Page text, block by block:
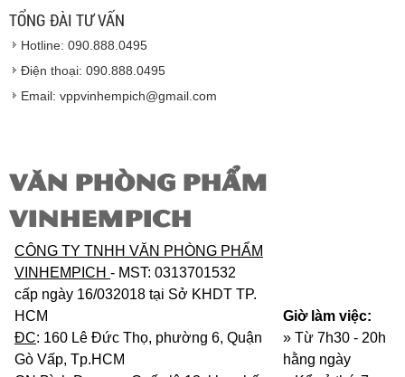
Vinhempich
độ bảo hành sản phẩm đối với nhà sản xuất hoặc
nhà nhập khẩu nếu sản phẩm bị lỗi hoặc hỏng hóc
TỔNG ĐÀI TƯ VẤN
Hotline: 090.888.0495
Điện thoại: 090.888.0495
Email: vppvinhempich@gmail.com
VĂN PHÒNG PHẨM
VINHEMPICH
CÔNG TY TNHH VĂN PHÒNG PHẨM
VINHEMPICH - MST: 0313701532
cấp ngày 16/032018 tại Sở KHDT TP.
HCM
ĐC: 160 Lê Đức Thọ, phường 6, Quận
Gò Vấp, Tp.HCM
Giờ làm việc:
» Từ 7h30 - 20h
hằng ngày